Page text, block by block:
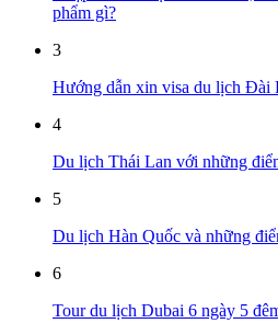
phẩm gì?
3
Hướng dẫn xin visa du lịch Đài
4
Du lịch Thái Lan với những
5
Du lịch Hàn Quốc và những
6
Tour du lịch Dubai 6 ngày 5